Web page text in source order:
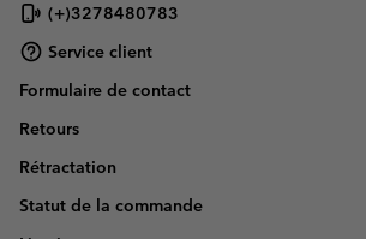
(+)3278480783
Service client
Formulaire de contact
Retours
Rétractation
Statut de la commande